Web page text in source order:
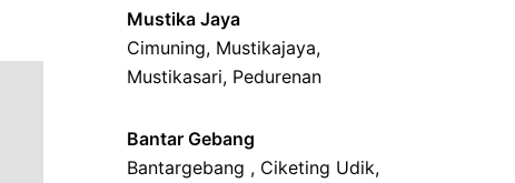
Mustika Jaya
Cimuning, Mustikajaya,
Mustikasari, Pedurenan
Bantar Gebang
Bantargebang , Ciketing Udik,